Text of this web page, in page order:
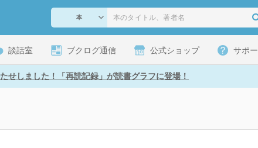
談話室 ブクログ通信 公式ショップ サポ
せしました！「再読記録」が読書グラフに登場！